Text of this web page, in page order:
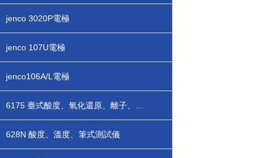
jenco 3020P電極
jenco 107U電極
jenco106A/L電極
628N 酸度、溫度、筆式測試儀